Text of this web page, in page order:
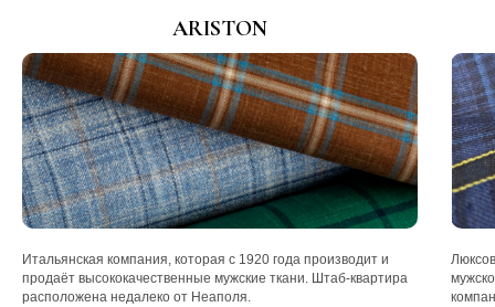
ARISTON
Итальянская компания, которая с 1920 года производит и
продаёт высококачественные мужские ткани. Штаб-квартира
расположена недалеко от Неаполя.